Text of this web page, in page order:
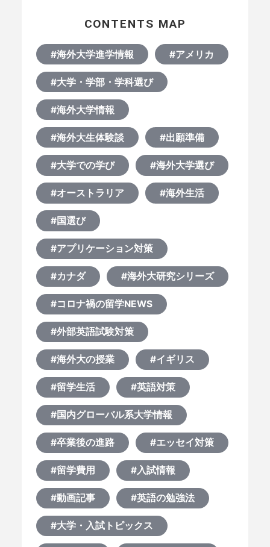
CONTENTS MAP
#海外大学進学情報 #アメリカ
#大学・学部・学科選び
#海外大学情報
#海外大生体験談 #出願準備
#大学での学び #海外大学選び
#オーストラリア #海外生活
#国選び
#アプリケーション対策
#カナダ #海外大研究シリーズ
#コロナ禍の留学NEWS
#外部英語試験対策
#海外大の授業 #イギリス
#留学生活 #英語対策
#国内グローバル系大学情報
#卒業後の進路 #エッセイ対策
#留学費用 #入試情報
#動画記事 #英語の勉強法
#大学・入試トピックス